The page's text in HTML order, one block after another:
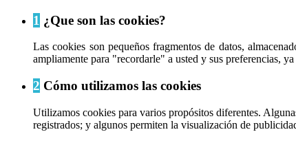
1 ¿Que son las cookies?
Las cookies son pequeños fragmentos de datos,
ampliamente para "recordarle" a usted y sus preferencias,
2 Cómo utilizamos las cookies
Utilizamos cookies para varios propósitos diferentes.
registrados; y algunos permiten la visualización de